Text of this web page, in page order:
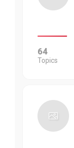
64
Topics